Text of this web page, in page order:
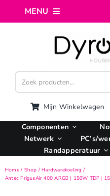
MENU
Webshop
Computer reparatie
AI Integratie
Hosting
Mijn Winkelwagen
Componenten
Netwerk
PC’s/
Randapperatuur
Home Shop
Hardwarekoeling
Antec FrigusAir 400 ARGB | 150W TDP |